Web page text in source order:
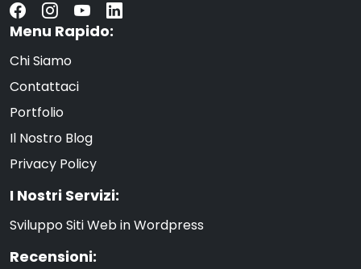
Menu Rapido:
Chi Siamo
Contattaci
Portfolio
Il Nostro Blog
Privacy Policy
I Nostri Servizi:
Sviluppo Siti Web in Wordpress
Recensioni: